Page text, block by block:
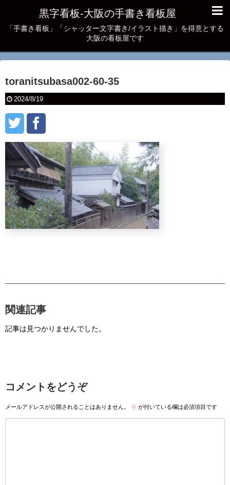
黒字看板‐大阪の手書き看板屋
「手書き看板」「シャッター文字書き/イラスト描き」を得意とする
大阪の看板屋です
toranitsubasa002-60-35
2024/8/19
関連記事
記事は見つかりませんでした。
コメントをどうぞ
メールアドレスが公開されることはありません。 ※ が付いている欄は必須項目です